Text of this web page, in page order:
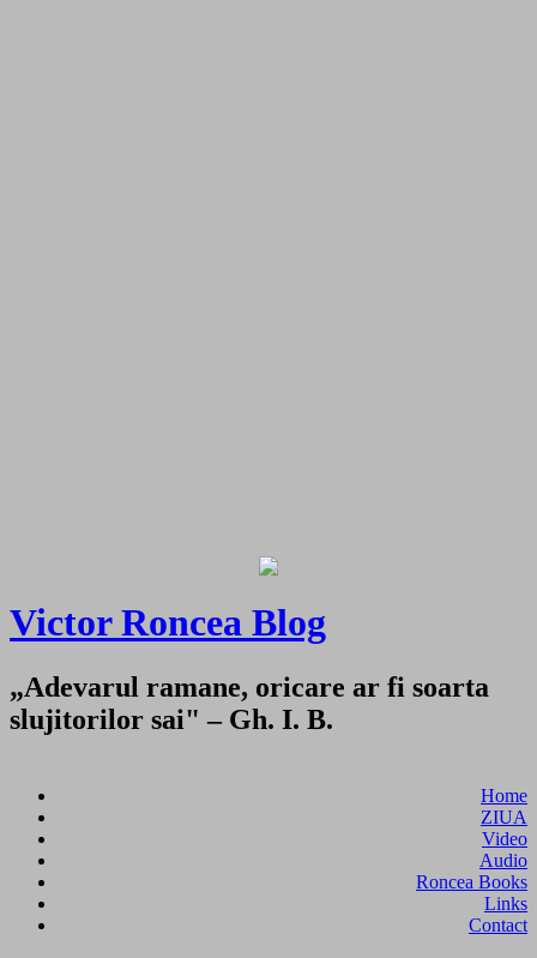
Victor Roncea Blog
„Adevarul ramane, oricare ar fi soarta
slujitorilor sai" – Gh. I. B.
Home
ZIUA
Video
Audio
Roncea Books
Links
Contact